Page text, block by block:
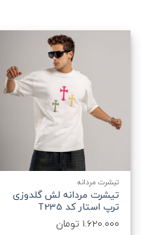
تیشرت مردانه
تیشرت مردانه لش گلدوزی
ترپ استار کد T235
1.620.000 تومان